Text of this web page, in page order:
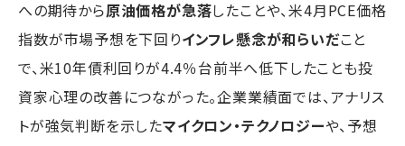
への期待から原油価格が急落したことや、米4月PCE価格
指数が市場予想を下回りインフレ懸念が和らいだこと
で、米10年債利回りが4.4％台前半へ低下したことも投
資家心理の改善につながった。企業業績面では、アナリス
トが強気判断を示したマイクロン・テクノロジーや、予想